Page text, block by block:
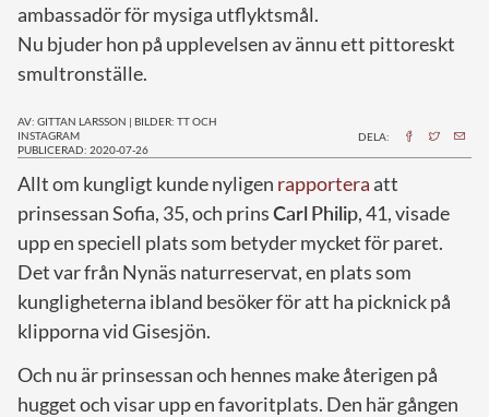
ambassadör för mysiga utflyktsmål.
Nu bjuder hon på upplevelsen av ännu ett pittoreskt
smultronställe.
AV: GITTAN LARSSON | BILDER: TT OCH
INSTAGRAM
PUBLICERAD: 2020-07-26
DELA:
Allt om kungligt kunde nyligen rapportera att
prinsessan Sofia, 35, och prinsCarlPhilip, 41, visade
upp en speciell plats som betyder mycket för paret.
Det var från Nynäs naturreservat, en plats som
kungligheterna ibland besöker för att ha picknick på
klipporna vid Gisesjön.
Och nu är prinsessan och hennes make återigen på
hugget och visar upp en favoritplats. Den här gången